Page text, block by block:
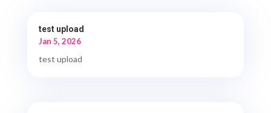
test upload
Jan 5, 2026
test upload